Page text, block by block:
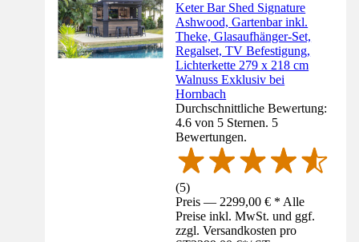
Keter Bar Shed Signature
Ashwood, Gartenbar inkl.
Theke, Glasaufhänger-Set,
Regalset, TV Befestigung,
Lichterkette 279 x 218 cm
Walnuss Exklusiv bei
Hornbach
Durchschnittliche Bewertung:
4.6 von 5 Sternen. 5
Bewertungen.
(5)
Preis — 2299,00 € * Alle
Preise inkl. MwSt. und ggf.
zzgl. Versandkosten pro